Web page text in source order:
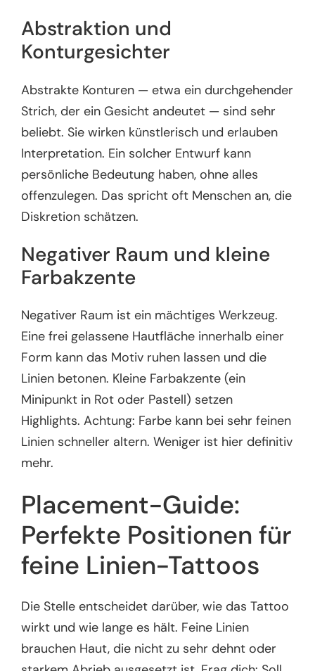
Abstraktion und
Konturgesichter
Abstrakte Konturen — etwa ein durchgehender
Strich, der ein Gesicht andeutet — sind sehr
beliebt. Sie wirken künstlerisch und erlauben
Interpretation. Ein solcher Entwurf kann
persönliche Bedeutung haben, ohne alles
offenzulegen. Das spricht oft Menschen an, die
Diskretion schätzen.
Negativer Raum und kleine
Farbakzente
Negativer Raum ist ein mächtiges Werkzeug.
Eine frei gelassene Hautfläche innerhalb einer
Form kann das Motiv ruhen lassen und die
Linien betonen. Kleine Farbakzente (ein
Minipunkt in Rot oder Pastell) setzen
Highlights. Achtung: Farbe kann bei sehr feinen
Linien schneller altern. Weniger ist hier definitiv
mehr.
Placement-Guide:
Perfekte Positionen für
feine Linien-Tattoos
Die Stelle entscheidet darüber, wie das Tattoo
wirkt und wie lange es hält. Feine Linien
brauchen Haut, die nicht zu sehr dehnt oder